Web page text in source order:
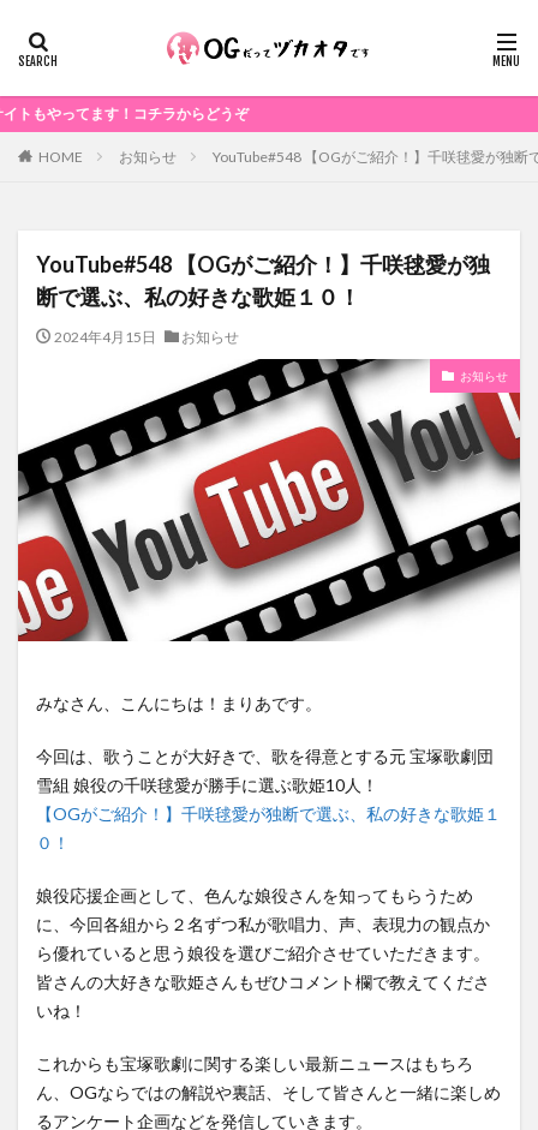
ます！コチラからどうぞ
HOME お知らせ YouTube#548 【OGがご紹介！】千咲毬愛が独断
YouTube#548 【OGがご紹介！】千咲毬愛が独
断で選ぶ、私の好きな歌姫１０！
2024年4月15日 お知らせ
お知らせ
みなさん、こんにちは！まりあです。
今回は、歌うことが大好きで、歌を得意とする元 宝塚歌劇団
雪組 娘役の千咲毬愛が勝手に選ぶ歌姫10人！
【OGがご紹介！】千咲毬愛が独断で選ぶ、私の好きな歌姫１
０！
娘役応援企画として、色んな娘役さんを知ってもらうため
に、今回各組から２名ずつ私が歌唱力、声、表現力の観点か
ら優れていると思う娘役を選びご紹介させていただきます。
皆さんの大好きな歌姫さんもぜひコメント欄で教えてくださ
いね！
これからも宝塚歌劇に関する楽しい最新ニュースはもちろ
ん、OGならではの解説や裏話、そして皆さんと一緒に楽しめ
るアンケート企画などを発信していきます。